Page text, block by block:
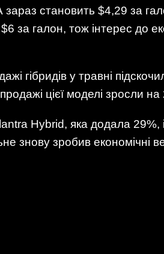
становить $4,29 за
за галон, тож інтерес до
гібридів у травні
цієї моделі зросли на
Hybrid, яка додала 29%,
знову зробив економічні